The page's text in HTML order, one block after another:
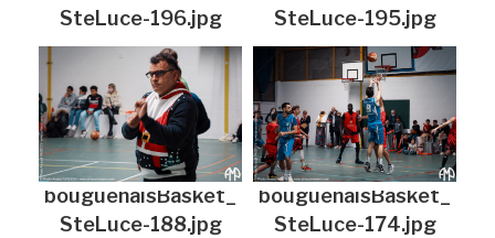
SteLuce-196.jpg
SteLuce-195.jpg
bouguenaisBasket_
SteLuce-188.jpg
bouguenaisBasket_
SteLuce-174.jpg